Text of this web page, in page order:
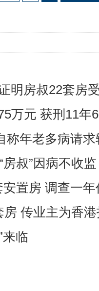
明房叔22套房
万元 获刑11年
称年老多病请
叔”因病不收监
安置房 调查一
传业主为香
来临